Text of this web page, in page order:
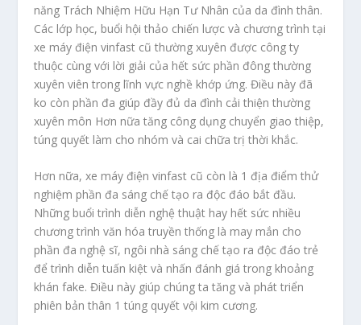
năng Trách Nhiệm Hữu Hạn Tư Nhân của da đình thân.
Các lớp học, buổi hội thảo chiến lược và chương trình tại
xe máy điện vinfast cũ thường xuyên được công ty
thuộc cùng với lời giải của hết sức phần đông thường
xuyên viên trong lĩnh vực nghề khớp ứng. Điều này đã
ko còn phần đa giúp đầy đủ da đình cải thiện thường
xuyên môn Hơn nữa tăng công dụng chuyển giao thiệp,
túng quyết làm cho nhóm và cai chữa trị thời khắc.
Hơn nữa, xe máy điện vinfast cũ còn là 1 địa điểm thử
nghiệm phần đa sáng chế tạo ra độc đáo bắt đầu.
Những buổi trình diễn nghệ thuật hay hết sức nhiều
chương trình văn hóa truyền thống là may mắn cho
phần đa nghệ sĩ, ngôi nhà sáng chế tạo ra độc đáo trẻ
để trình diễn tuấn kiệt và nhấn đánh giá trong khoảng
khán fake. Điều này giúp chúng ta tăng và phát triển
phiên bản thân 1 túng quyết vội kim cương.